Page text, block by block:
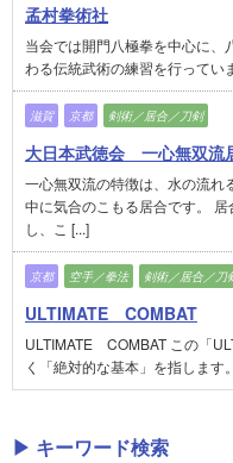
孟村拳術社
当会では開門八極拳を中心に
わる伝統武術の練習を行ってい
滋賀 京都 剣術／居合／刀剣
大日本武徳会 一心無双
一心無双流の特徴は、水の流れ
中に気合のこもる居合です。
し、こ [...]
京都 空手／拳法 剣術／居合／刀
ULTIMATE COMBAT
ULTIMATE COMBAT この「
く「絶対的な基本」を指します
▶ キーワード検索